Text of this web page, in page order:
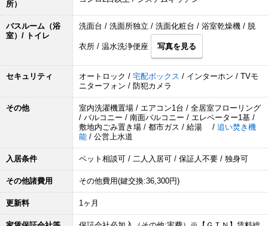
所）
バスルーム（浴
室）/ トイレ
洗面台 / 洗面所独立 / 洗面化粧台 / 浴室乾燥機 / 脱
衣所 / 温水洗浄便座 写真を見る
セキュリティ オートロック / 宅配ボックス / インターホン / TVモ
ニターフォン / 防犯カメラ
その他
室内洗濯機置場 / エアコン1台 / 全居室フローリング
/ バルコニー / 南面バルコニー / エレベーター1基 /
敷地内ごみ置き場 / 都市ガス / 給湯 / 追い焚き機
能 / 公営上水道
入居条件 ペット相談可 / 二人入居可 / 保証人不要 / 独身可
その他諸費用 その他費用(鍵交換:36,300円)
更新料 1ヶ月